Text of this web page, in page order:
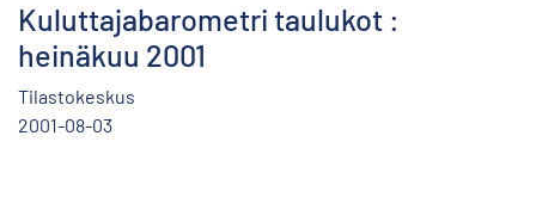
Kuluttajabarometri taulukot :
heinäkuu 2001
Tilastokeskus
2001-08-03